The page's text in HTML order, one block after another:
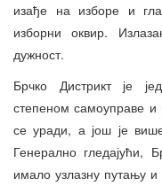
изађе на изборе и
изборни оквир.
дужност.
Брчко Дистрикт је
степеном самоуправе
се уради, а још је
Генерално гледајући,
имало узлазну путању и